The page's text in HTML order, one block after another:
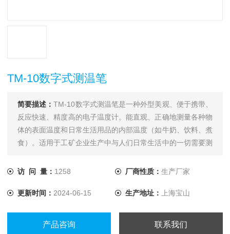
TM-10数字式测温笔
简要描述：TM-10数字式测温笔是一种外型美观、便于携带、
反应快速、精度高的电子温度计。能直观、正确地测量各种物
体的表面温度和日常生活用品的内部温度（如牛奶、饮料、煮
食）。适用于工矿企业生产中与人们日常生活中的一切需要测
访 问 量： 1258 厂商性质： 生产厂家
更新时间： 2024-06-15 生产地址： 上海宝山
产品咨询 联系我们